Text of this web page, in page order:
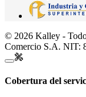
© 2026 Kalley -
Comercio S.A. NIT:
Cobertura del